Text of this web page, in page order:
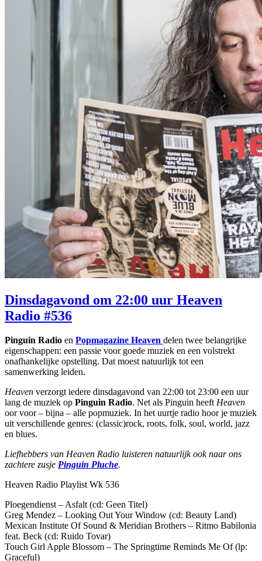
Dinsdagavond om 22:00 uur Heaven
Radio #536
Pinguin Radio en Popmagazine Heaven delen twee belangrijke
eigenschappen: een passie voor goede muziek en een volstrekt
onafhankelijke opstelling. Dat moest natuurlijk tot een
samenwerking leiden.
Heaven verzorgt iedere dinsdagavond van 22:00 tot 23:00 een uur
lang de muziek op Pinguin Radio. Net als Pinguin heeftHeaven
oor voor – bijna – alle popmuziek. In het uurtje radio hoor je muziek
uit verschillende genres: (classic)rock, roots, folk, soul, world, jazz
en blues.
Liefhebbers van Heaven Radio luisteren natuurlijk ook naar ons
zachtere zusje Pinguin Pluche.
Heaven Radio Playlist Wk 536
Ploegendienst – Asfalt (cd: Geen Titel)
Greg Mendez – Looking Out Your Window (cd: Beauty Land)
Mexican Institute Of Sound & Meridian Brothers – Ritmo Babilonia
feat. Beck (cd: Ruido Tovar)
Touch Girl Apple Blossom – The Springtime Reminds Me Of (lp:
Graceful)